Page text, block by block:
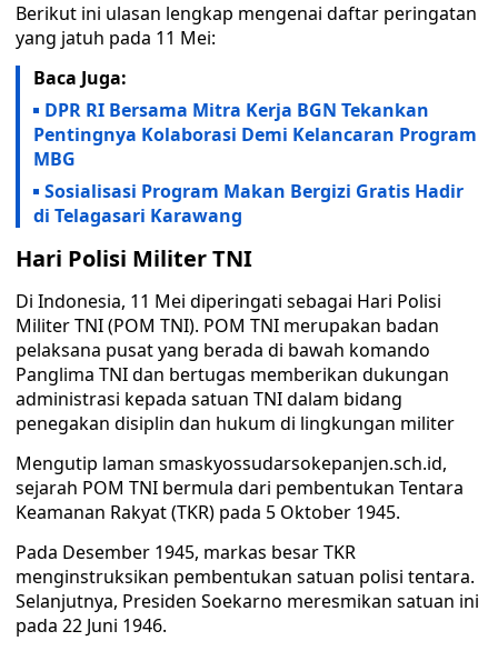
Berikut ini ulasan lengkap mengenai daftar peringatan
yang jatuh pada 11 Mei:
Baca Juga:
DPR RI Bersama Mitra Kerja BGN Tekankan
Pentingnya Kolaborasi Demi Kelancaran Program
MBG
Sosialisasi Program Makan Bergizi Gratis Hadir
di Telagasari Karawang
Hari Polisi Militer TNI
Di Indonesia, 11 Mei diperingati sebagai Hari Polisi
Militer TNI (POM TNI). POM TNI merupakan badan
pelaksana pusat yang berada di bawah komando
Panglima TNI dan bertugas memberikan dukungan
administrasi kepada satuan TNI dalam bidang
penegakan disiplin dan hukum di lingkungan militer
Mengutip laman smas­kyossudarsokepanjen.sch.id,
sejarah POM TNI bermula dari pembentukan Tentara
Keamanan Rakyat (TKR) pada 5 Oktober 1945.
Pada Desember 1945, markas besar TKR
menginstruksikan pembentukan satuan polisi tentara.
Selanjutnya, Presiden Soekarno meresmikan satuan ini
pada 22 Juni 1946.